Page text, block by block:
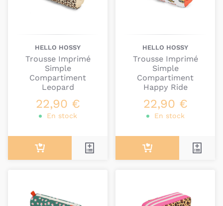
HELLO HOSSY
Trousse Imprimé
Simple
Compartiment
Leopard
22,90 €
En stock
HELLO HOSSY
Trousse Imprimé
Simple
Compartiment
Happy Ride
22,90 €
En stock